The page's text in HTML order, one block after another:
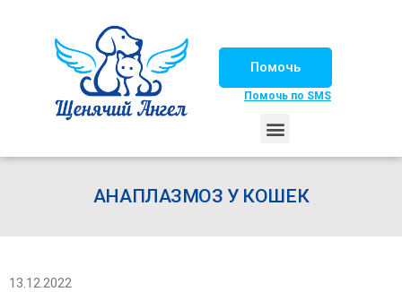
Помочь
Помочь по SMS
АНАПЛАЗМОЗ У КОШЕК
13.12.2022